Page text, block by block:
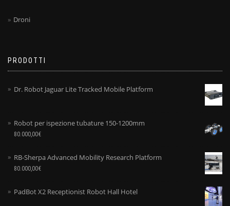
Droni
PRODOTTI
Dr. Robot Jaguar Lite Tracked Mobile Platform
Robot per ispezione tubature 150-1200mm
80.000,00€
RB-Sherpa Advanced Mobility Research Platform
80.000,00€
PadBot X2 Receptionist Robot Hall Hotel